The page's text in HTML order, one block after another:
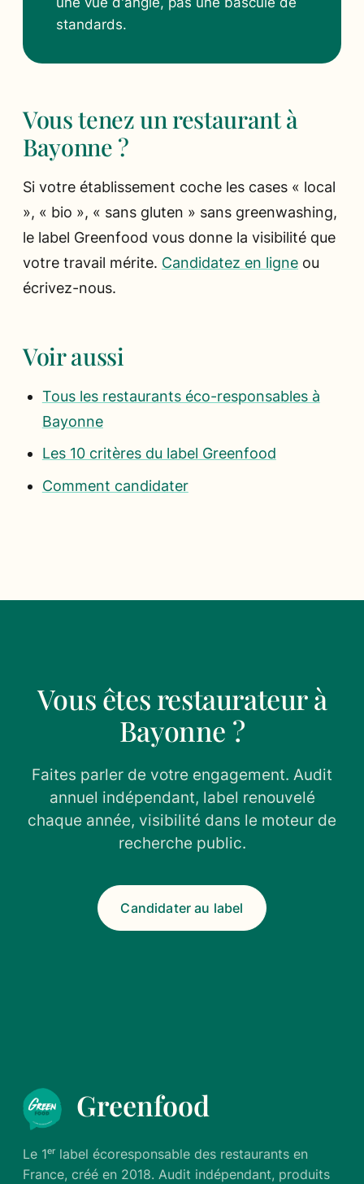
standards.
Vous tenez un restaurant à
Bayonne ?
Si votre établissement coche les cases « local
», « bio », « sans gluten » sans greenwashing,
le label Greenfood vous donne la visibilité que
votre travail mérite. Candidatez en ligne ou
écrivez-nous.
Voir aussi
Tous les restaurants éco-responsables à
Bayonne
Les 10 critères du label Greenfood
Comment candidater
Vous êtes restaurateur à
Bayonne ?
Faites parler de votre engagement. Audit
annuel indépendant, label renouvelé
chaque année, visibilité dans le moteur de
recherche public.
Candidater au label
Greenfood
Le 1ᵉʳ label écoresponsable des restaurants en
France, créé en 2018. Audit indépendant, produits